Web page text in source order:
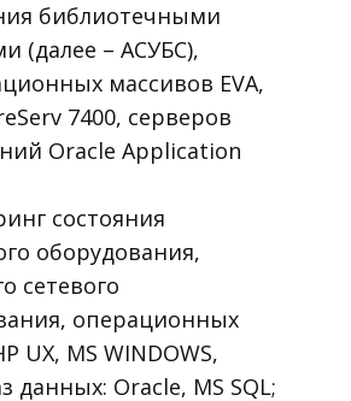
библиотечными
(далее – АСУБС),
массивов EVA,
7400, серверов
Oracle Application
состояния
оборудования,
сетевого
операционных
UX, MS WINDOWS,
данных: Oracle, MS SQL;